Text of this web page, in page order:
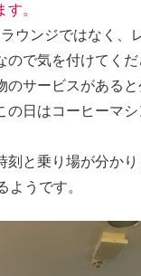
。
ウンジではなく、
ので気を付けてくだ
のサービスがある
の日はコーヒーマ
刻と乗り場が分かり
ようです。